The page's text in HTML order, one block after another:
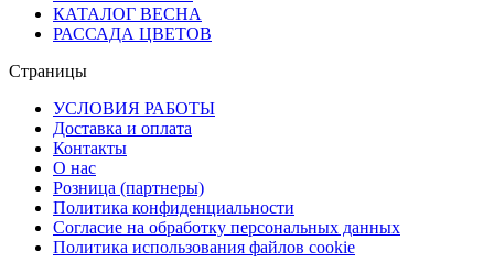
КАТАЛОГ ВЕСНА
РАССАДА ЦВЕТОВ
Страницы
УСЛОВИЯ РАБОТЫ
Доставка и оплата
Контакты
О наc
Розница (партнеры)
Политика конфиденциальности
Согласие на обработку персональных данных
Политика использования файлов сookie